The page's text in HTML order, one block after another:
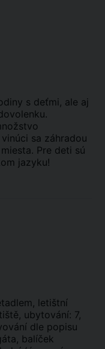
s deťmi, ale aj
sa záhradou
Pre deti sú
jazyku!
letištní
ubytování: 7,
dle popisu
balíček